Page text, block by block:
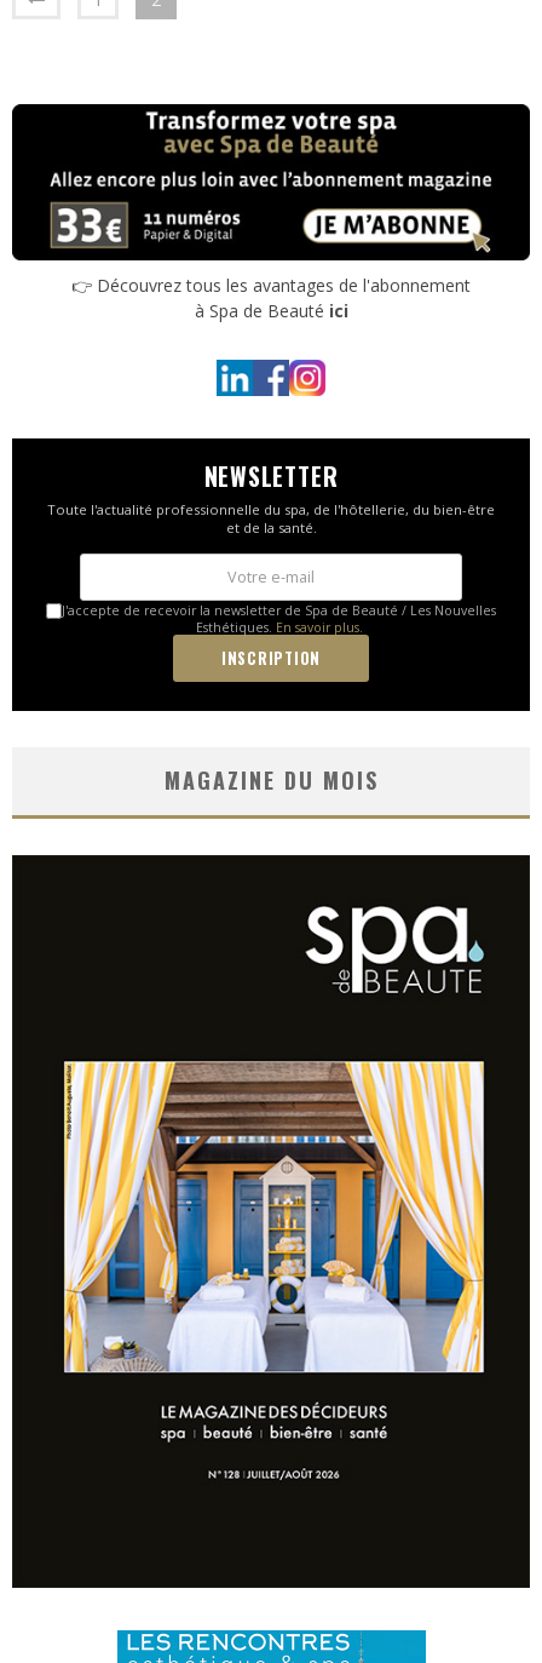
👉 Découvrez tous les avantages de l'abonnement
à Spa de Beauté ici
NEWSLETTER
Toute l'actualité professionnelle du spa, de l'hôtellerie, du bien-être
et de la santé.
J'accepte de recevoir la newsletter de Spa de Beauté / Les Nouvelles
Esthétiques. En savoir plus.
MAGAZINE DU MOIS